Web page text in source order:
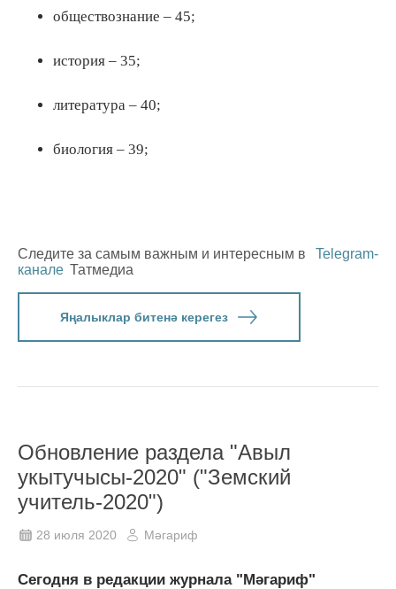
обществознание – 45;
история – 35;
литература – 40;
биология – 39;
Следите за самым важным и интересным в
Telegram-
канале Татмедиа
Яңалыклар битенә керегез
Обновление раздела "Авыл
укытучысы-2020" ("Земский
учитель-2020")
28 июля 2020 Мәгариф
Сегодня в редакции журнала "Мәгариф"